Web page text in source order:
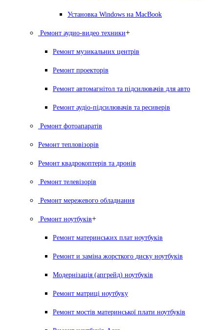
Установка Windows на MacBook
Ремонт аудио-видео техники+
Ремонт музикальних центрів
Ремонт проекторів
Ремонт автомагнітол та підсилювачів для авто
Ремонт аудіо-підсилювачів та ресиверів
Ремонт фотоапаратів
Ремонт тепловізорів
Ремонт квадрокоптерів та дронів
Ремонт телевізорів
Ремонт мережевого обладнання
Ремонт ноутбуків+
Ремонт материнських плат ноутбуків
Ремонт и заміна жорсткого диску ноутбуків
Модернізація (апгрейд) ноутбуків
Ремонт матриці ноутбуку
Ремонт мостів материнської плати ноутбуків